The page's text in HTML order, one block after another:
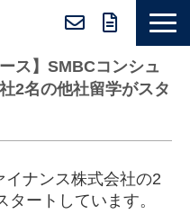
介
ックス
ス】SMBCコンシュ
2名の他社留学がスタ
ナンス株式会社の2
ートしています。